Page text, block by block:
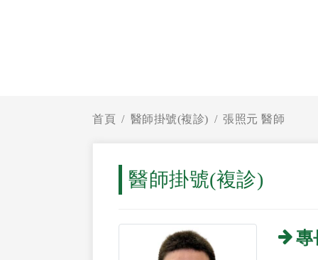
首頁 醫師掛號(複診) 張照元 醫師
醫師掛號(複診)
專